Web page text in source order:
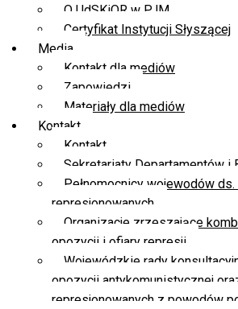
O UdSKiOR w PJM
Certyfikat Instytucji Słyszącej
Media
Kontakt dla mediów
Zapowiedzi
Materiały dla mediów
Kontakt
Kontakt
Sekretariaty Departamentów i
Pełnomocnicy wojewodów
represjonowanych
Organizacje zrzeszające
opozycji i ofiary represji
Wojewódzkie rady
opozycji antykomunistycznej
represjonowanych z powodów